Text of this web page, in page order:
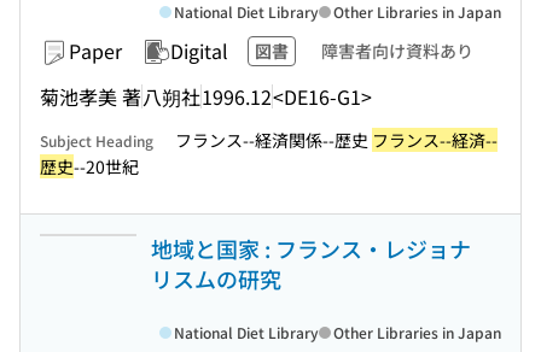
Paper Digital 図書 障害者向け資料あり
菊池孝美 著八朔社1996.12<DE16-G1>
National Diet Library Other Libraries in Japan
Subject Heading フランス--経済関係--歴史 フランス--経済--
歴史--20世紀
地域と国家 : フランス・レジョナ
リスムの研究
National Diet Library Other Libraries in Japan